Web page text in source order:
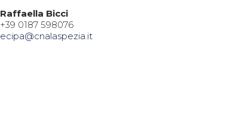
Raffaella Bicci
+39 0187 598076
ecipa@cnalaspezia.it